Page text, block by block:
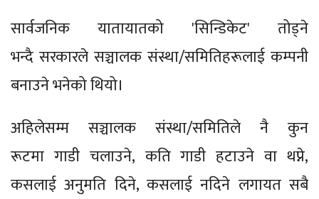
सार्वजनिक यातायातको 'सिन्डिकेट' तोड्ने
भन्दै सरकारले सञ्चालक संस्था/समितिहरूलाई कम्पनी
बनाउने भनेको थियो।
अहिलेसम्म सञ्चालक संस्था/समितिले नै कुन
रूटमा गाडी चलाउने, कति गाडी हटाउने वा थप्ने,
कसलाई अनुमति दिने, कसलाई नदिने लगायत सबै